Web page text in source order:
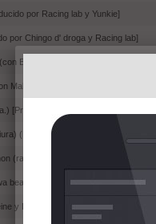
por Racing lab y Yunkie]
por Chingo d' droga y Racing lab]
Bendición) [Producido por Brzyyy,
Malos) [Producido por Racing lab y
[Producido por Racing lab y Erlax]
(Remix) [Producido por Racing lab
(radio edit) [Producido por Racing lab]
beats y Cryssto) [Producido por
y De las hoes) [Producido por